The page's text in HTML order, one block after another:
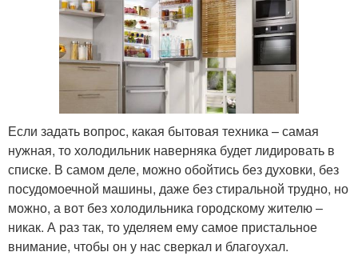
Если задать вопрос, какая бытовая техника – самая
нужная, то холодильник наверняка будет лидировать в
списке. В самом деле, можно обойтись без духовки, без
посудомоечной машины, даже без стиральной трудно, но
можно, а вот без холодильника городскому жителю –
никак. А раз так, то уделяем ему самое пристальное
внимание, чтобы он у нас сверкал и благоухал.